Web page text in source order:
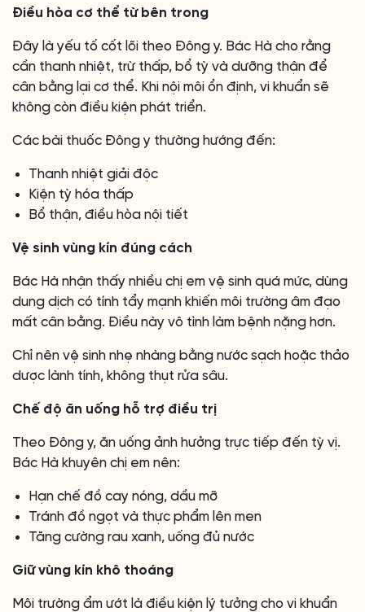
Điều hòa cơ thể từ bên trong
Đây là yếu tố cốt lõi theo Đông y. Bác Hà cho rằng
cần thanh nhiệt, trừ thấp, bổ tỳ và dưỡng thận để
cân bằng lại cơ thể. Khi nội môi ổn định, vi khuẩn sẽ
không còn điều kiện phát triển.
Các bài thuốc Đông y thường hướng đến:
Thanh nhiệt giải độc
Kiện tỳ hóa thấp
Bổ thận, điều hòa nội tiết
Vệ sinh vùng kín đúng cách
Bác Hà nhận thấy nhiều chị em vệ sinh quá mức, dùng
dung dịch có tính tẩy mạnh khiến môi trường âm đạo
mất cân bằng. Điều này vô tình làm bệnh nặng hơn.
Chỉ nên vệ sinh nhẹ nhàng bằng nước sạch hoặc thảo
dược lành tính, không thụt rửa sâu.
Chế độ ăn uống hỗ trợ điều trị
Theo Đông y, ăn uống ảnh hưởng trực tiếp đến tỳ vị.
Bác Hà khuyên chị em nên:
Hạn chế đồ cay nóng, dầu mỡ
Tránh đồ ngọt và thực phẩm lên men
Tăng cường rau xanh, uống đủ nước
Giữ vùng kín khô thoáng
Môi trường ẩm ướt là điều kiện lý tưởng cho vi khuẩn